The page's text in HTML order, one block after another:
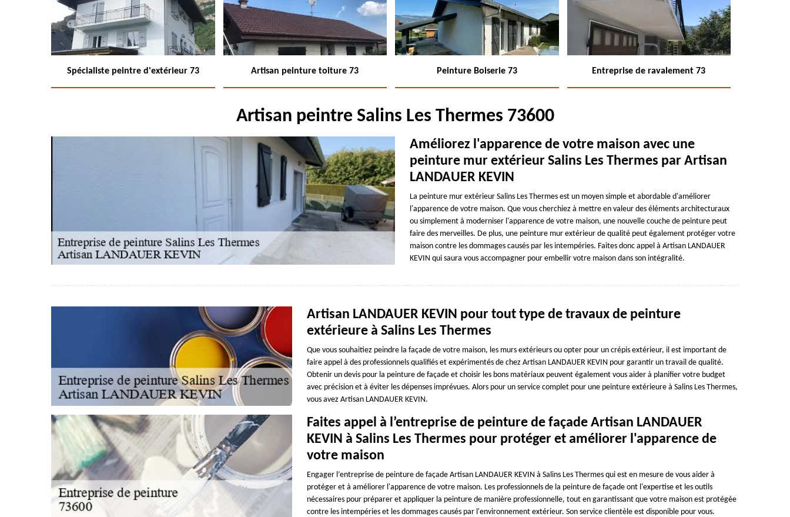
Spécialiste peintre d'extérieur 73 Artisan peinture toiture 73 Peinture Boiserie 73 Entreprise de ravalement 73
Artisan peintre Salins Les Thermes 73600
Améliorez l'apparence de votre maison avec une
peinture mur extérieur Salins Les Thermes par Artisan
LANDAUER KEVIN
La peinture mur extérieur Salins Les Thermes est un moyen simple et abordable d'améliorer
l'apparence de votre maison. Que vous cherchiez à mettre en valeur des éléments architecturaux
ou simplement à moderniser l'apparence de votre maison, une nouvelle couche de peinture peut
faire des merveilles. De plus, une peinture mur extérieur de qualité peut également protéger votre
maison contre les dommages causés par les intempéries. Faites donc appel à Artisan LANDAUER
KEVIN qui saura vous accompagner pour embellir votre maison dans son intégralité.
Artisan LANDAUER KEVIN pour tout type de travaux de peinture
extérieure à Salins Les Thermes
Que vous souhaitiez peindre la façade de votre maison, les murs extérieurs ou opter pour un crépis extérieur, il est important de
faire appel à des professionnels qualifiés et expérimentés de chez Artisan LANDAUER KEVIN pour garantir un travail de qualité.
Obtenir un devis pour la peinture de façade et choisir les bons matériaux peuvent également vous aider à planifier votre budget
avec précision et à éviter les dépenses imprévues. Alors pour un service complet pour une peinture extérieure à Salins Les Thermes,
vous avez Artisan LANDAUER KEVIN.
Faites appel à l’entreprise de peinture de façade Artisan LANDAUER
KEVIN à Salins Les Thermes pour protéger et améliorer l'apparence de
votre maison
Engager l’entreprise de peinture de façade Artisan LANDAUER KEVIN à Salins Les Thermes qui est en mesure de vous aider à
protéger et à améliorer l'apparence de votre maison. Les professionnels de la peinture de façade ont l'expertise et les outils
nécessaires pour préparer et appliquer la peinture de manière professionnelle, tout en garantissant que votre maison est protégée
contre les intempéries et les dommages causés par l'environnement extérieur. Son service clientèle est disponible pour vous.